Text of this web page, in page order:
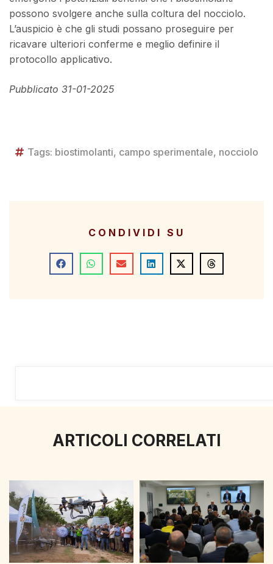
possono svolgere anche sulla coltura del nocciolo.
L’auspicio è che gli studi possano proseguire per
ricavare ulteriori conferme e meglio definire il
protocollo applicativo.
Pubblicato 31-01-2025
Tags: biostimolanti, campo sperimentale, nocciolo
CONDIVIDI SU
ARTICOLI CORRELATI